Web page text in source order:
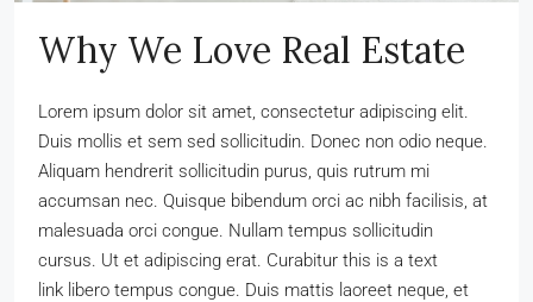
Why We Love Real Estate
Lorem ipsum dolor sit amet, consectetur adipiscing elit.
Duis mollis et sem sed sollicitudin. Donec non odio neque.
Aliquam hendrerit sollicitudin purus, quis rutrum mi
accumsan nec. Quisque bibendum orci ac nibh facilisis, at
malesuada orci congue. Nullam tempus sollicitudin
cursus. Ut et adipiscing erat. Curabitur this is a text
link libero tempus congue. Duis mattis laoreet neque, et